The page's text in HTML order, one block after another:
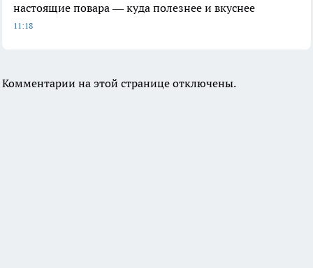
настоящие повара — куда полезнее и вкуснее
11:18
Комментарии на этой странице отключены.